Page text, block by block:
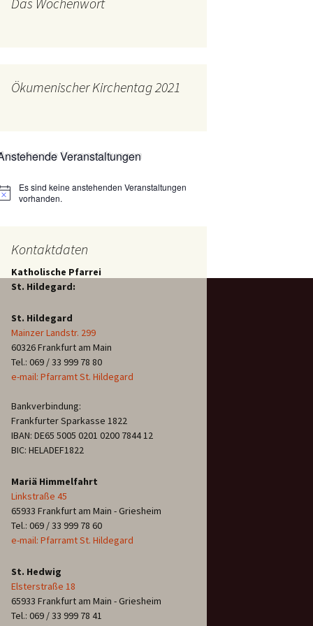
Arbeitsgruppen
Ökumenischer Kirchentag 2021
Veranstaltungen
Es sind keine anstehenden Veranstaltungen
vorhanden.
Kontaktdaten
Katholische Pfarrei
St. Hildegard:
St. Hildegard
Mainzer Landstr. 299
60326 Frankfurt am Main
Tel.: 069 / 33 999 78 80
e-mail: Pfarramt St. Hildegard
Bankverbindung:
Frankfurter Sparkasse 1822
IBAN: DE65 5005 0201 0200 7844 12
BIC: HELADEF1822
Mariä Himmelfahrt
Linkstraße 45
65933 Frankfurt am Main - Griesheim
Tel.: 069 / 33 999 78 60
e-mail: Pfarramt St. Hildegard
St. Hedwig
Elsterstraße 18
65933 Frankfurt am Main - Griesheim
Tel.: 069 / 33 999 78 41